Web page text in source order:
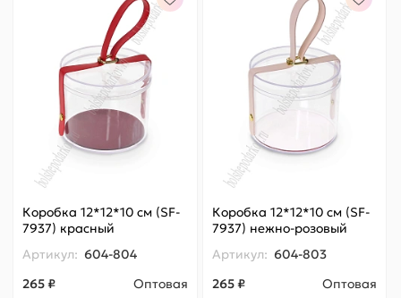
Коробка 12*12*10 см (SF-
7937) красный
Артикул: 604-804
265 ₽
Оптовая
Коробка 12*12*10 см (SF-
7937) нежно-розовый
Артикул: 604-803
265 ₽
Оптовая